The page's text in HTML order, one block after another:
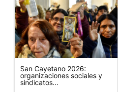
San Cayetano 2026:
organizaciones sociales y
sindicatos...